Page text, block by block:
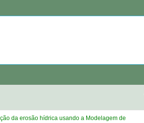
da erosão hídrica usando a Modelagem de